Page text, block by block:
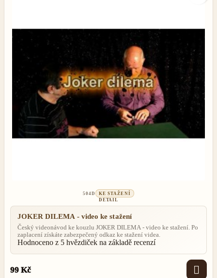
504D
KE STAŽENÍ
DETAIL
JOKER DILEMA - video ke stažení
Český videonávod ke kouzlu JOKER DILEMA - video ke stažení. Po
zaplacení získáte zabezpečený odkaz ke stažení videa.
Hodnoceno z 5 hvězdiček na základě recenzí
99 Kč 